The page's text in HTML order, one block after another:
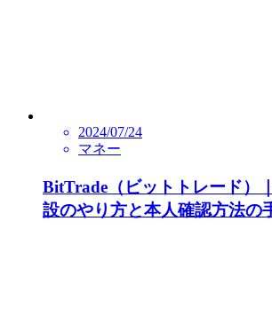
2024/07/24
マネー
BitTrade（ビットトレード）
設のやり方と本人確認方法の